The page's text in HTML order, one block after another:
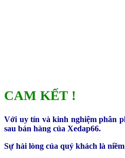
CAM KẾT !
Với uy tín và kinh nghiệm phân
sau bán hàng của Xedap66.
Sự hài lòng của quý khách là